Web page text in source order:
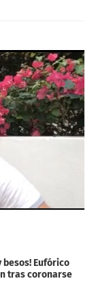
besos! Eufórico
tras coronarse